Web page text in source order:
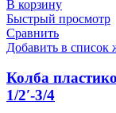
В корзину
Быстрый просмотр
Сравнить
Добавить в список
Колба
1/2′-3/4